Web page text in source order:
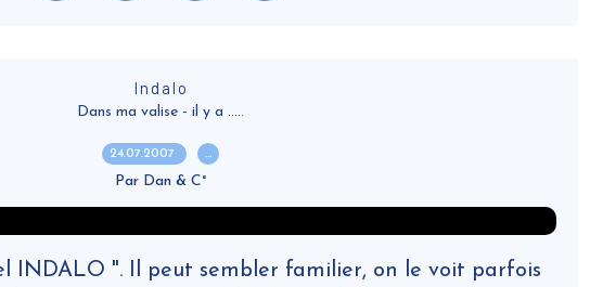
Indalo
Dans ma valise - il y a .....
24.07.2007 …
Par Dan & C°
INDALO ". Il peut sembler familier, on le voit parfois